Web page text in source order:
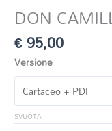
DON
€95,00
Versione
SVUOTA